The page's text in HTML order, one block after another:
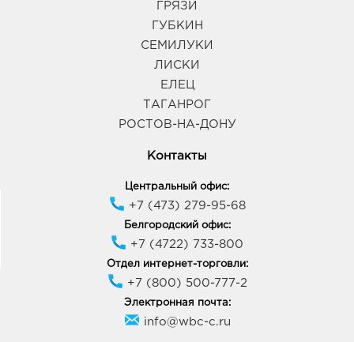
ГРЯЗИ
ГУБКИН
СЕМИЛУКИ
ЛИСКИ
ЕЛЕЦ
ТАГАНРОГ
РОСТОВ-НА-ДОНУ
Контакты
Центральный офис:
+7 (473) 279-95-68
Белгородский офис:
+7 (4722) 733-800
Отдел интернет-торговли:
+7 (800) 500-777-2
Электронная почта:
info@wbc-c.ru